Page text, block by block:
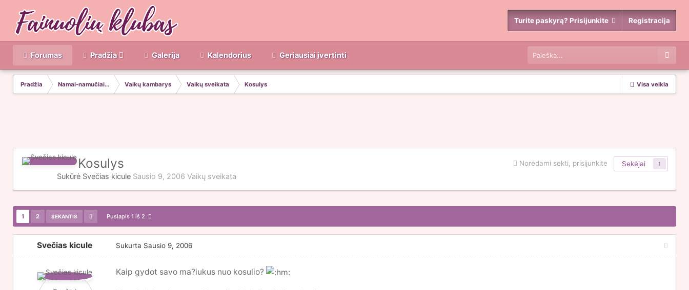
Turite paskyrą? Prisijunkite Registracija
Forumas Pradžia Galerija Kalendorius Geriausiai įvertinti
Visa veikla
Pradžia Namai-namučiai... Vaikų kambarys Vaikų sveikata Kosulys
Norėdami sekti, prisijunkite Sekėjai 1
Kosulys
Sukūrė Svečias kicule Sausio 9, 2006 Vaikų sveikata
1 2 SEKANTIS Puslapis 1 iš 2
Svečias kicule Sukurta Sausio 9, 2006
Kaip gydot savo ma?iukus nuo kosulio?